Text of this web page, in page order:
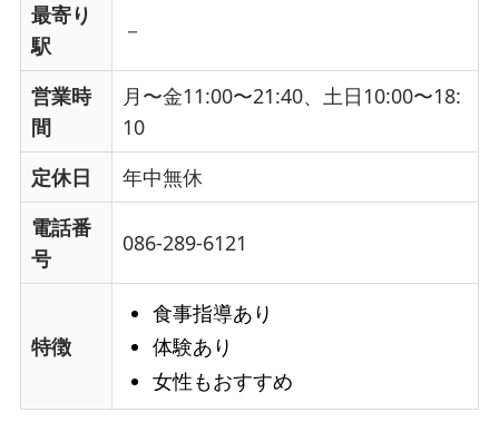
最寄り
駅
－
営業時
間
月〜金11:00〜21:40、土日10:00〜18:
10
定休日
年中無休
電話番
号
086-289-6121
特徴
食事指導あり
体験あり
女性もおすすめ